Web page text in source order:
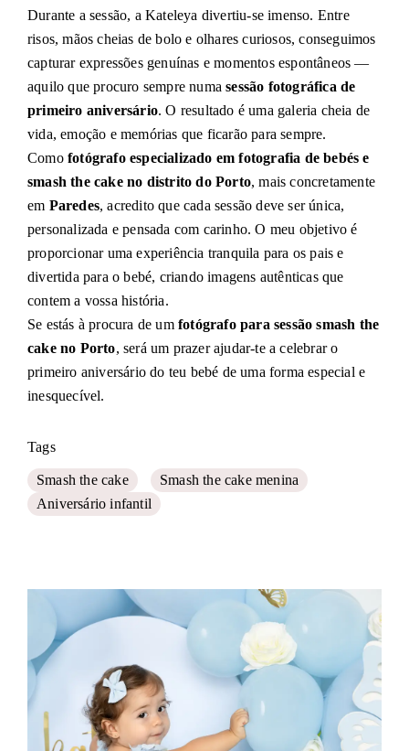
Durante a sessão, a Kateleya divertiu-se imenso. Entre
risos, mãos cheias de bolo e olhares curiosos, conseguimos
capturar expressões genuínas e momentos espontâneos —
aquilo que procuro sempre numasessão fotográfica de
primeiro aniversário. O resultado é uma galeria cheia de
vida, emoção e memórias que ficarão para sempre.
Como fotógrafo especializado em fotografia de bebés e
smash the cake no distrito do Porto, mais concretamente
em Paredes, acredito que cada sessão deve ser única,
personalizada e pensada com carinho. O meu objetivo é
proporcionar uma experiência tranquila para os pais e
divertida para o bebé, criando imagens autênticas que
contem a vossa história.
Se estás à procura de um fotógrafo para sessão smash the
cake no Porto, será um prazer ajudar-te a celebrar o
primeiro aniversário do teu bebé de uma forma especial e
inesquecível.
Tags
Smash the cake
Smash the cake menina
Aniversário infantil